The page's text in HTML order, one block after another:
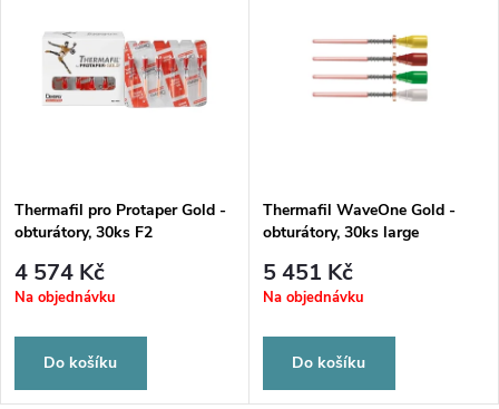
Thermafil pro Protaper Gold -
obturátory, 30ks F2
4 574 Kč
Na objednávku
Do košíku
Thermafil WaveOne Gold -
obturátory, 30ks large
5 451 Kč
Na objednávku
Do košíku